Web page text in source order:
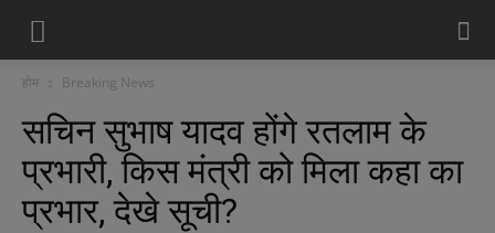
होम Breaking News
सचिन सुभाष यादव होंगे रतलाम के
प्रभारी, किस मंत्री को मिला कहा का
प्रभार, देखे सूची?